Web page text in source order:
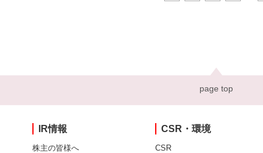
page top
IR情報
株主の皆様へ
CSR・環境
CSR